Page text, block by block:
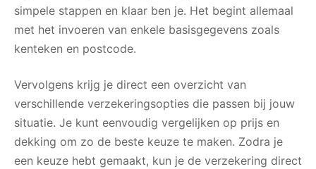
simpele stappen en klaar ben je. Het begint allemaal
met het invoeren van enkele basisgegevens zoals
kenteken en postcode.
Vervolgens krijg je direct een overzicht van
verschillende verzekeringsopties die passen bij jouw
situatie. Je kunt eenvoudig vergelijken op prijs en
dekking om zo de beste keuze te maken. Zodra je
een keuze hebt gemaakt, kun je de verzekering direct